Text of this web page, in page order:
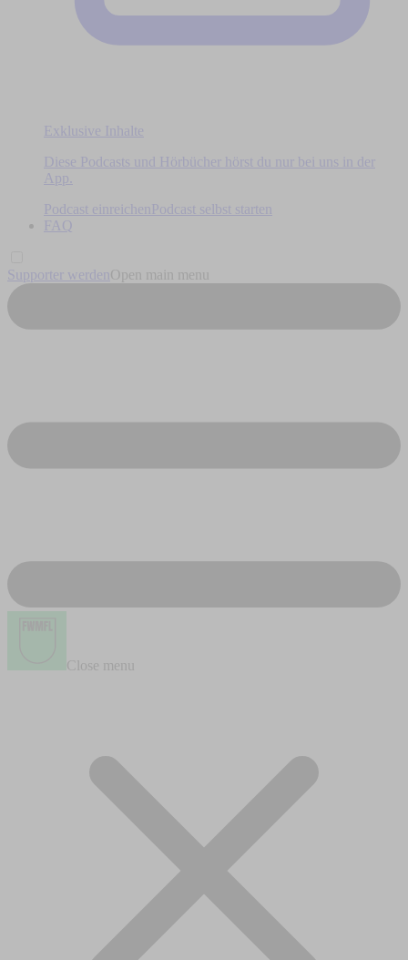
Exklusive Inhalte
Diese Podcasts und Hörbücher hörst du nur bei uns in der
App.
Podcast einreichen
Podcast selbst starten
FAQ
Supporter werden Open main menu
Close menu